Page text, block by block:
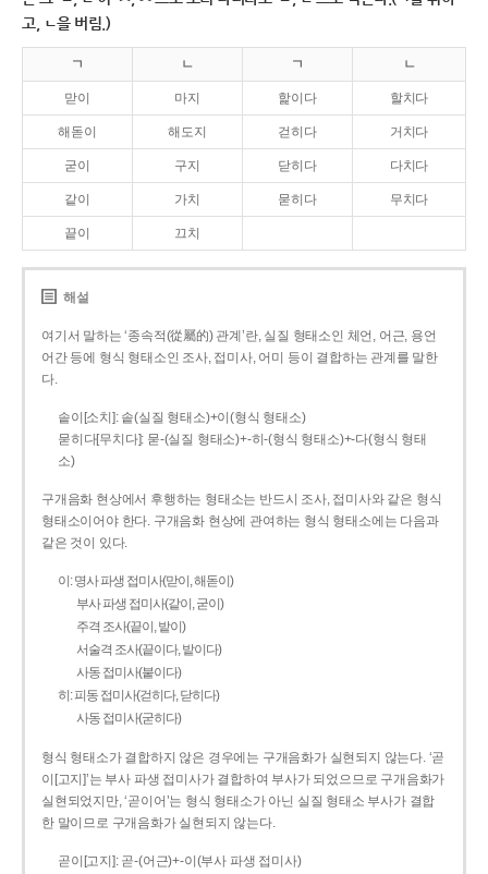
고, ㄴ을 버림.)
ㄱ ㄴ ㄱ ㄴ
맏이 마지 핥이다 할치다
해돋이 해도지 걷히다 거치다
굳이 구지 닫히다 다치다
같이 가치 묻히다 무치다
끝이 끄치
해설
여기서 말하는 ‘종속적(從屬的) 관계’란, 실질 형태소인 체언, 어근, 용언
어간 등에 형식 형태소인 조사, 접미사, 어미 등이 결합하는 관계를 말한
다.
솥이[소치]: 솥(실질 형태소)+이(형식 형태소)
묻히다[무치다]: 묻­-(실질 형태소)+­-히­-(형식 형태소)+-다(형식 형태
소)
구개음화 현상에서 후행하는 형태소는 반드시 조사, 접미사와 같은 형식
형태소이어야 한다. 구개음화 현상에 관여하는 형식 형태소에는 다음과
같은 것이 있다.
이: 명사 파생 접미사(맏이, 해돋이)
부사 파생 접미사(같이, 굳이)
주격 조사(끝이, 밭이)
서술격 조사(끝이다, 밭이다)
사동 접미사(붙이다)
히: 피동 접미사(걷히다, 닫히다)
사동 접미사(굳히다)
형식 형태소가 결합하지 않은 경우에는 구개음화가 실현되지 않는다. ‘곧
이[고지]’는 부사 파생 접미사가 결합하여 부사가 되었으므로 구개음화가
실현되었지만, ‘곧이어’는 형식 형태소가 아닌 실질 형태소 부사가 결합
한 말이므로 구개음화가 실현되지 않는다.
곧이[고지]: 곧-­(어근)+­-이(부사 파생 접미사)